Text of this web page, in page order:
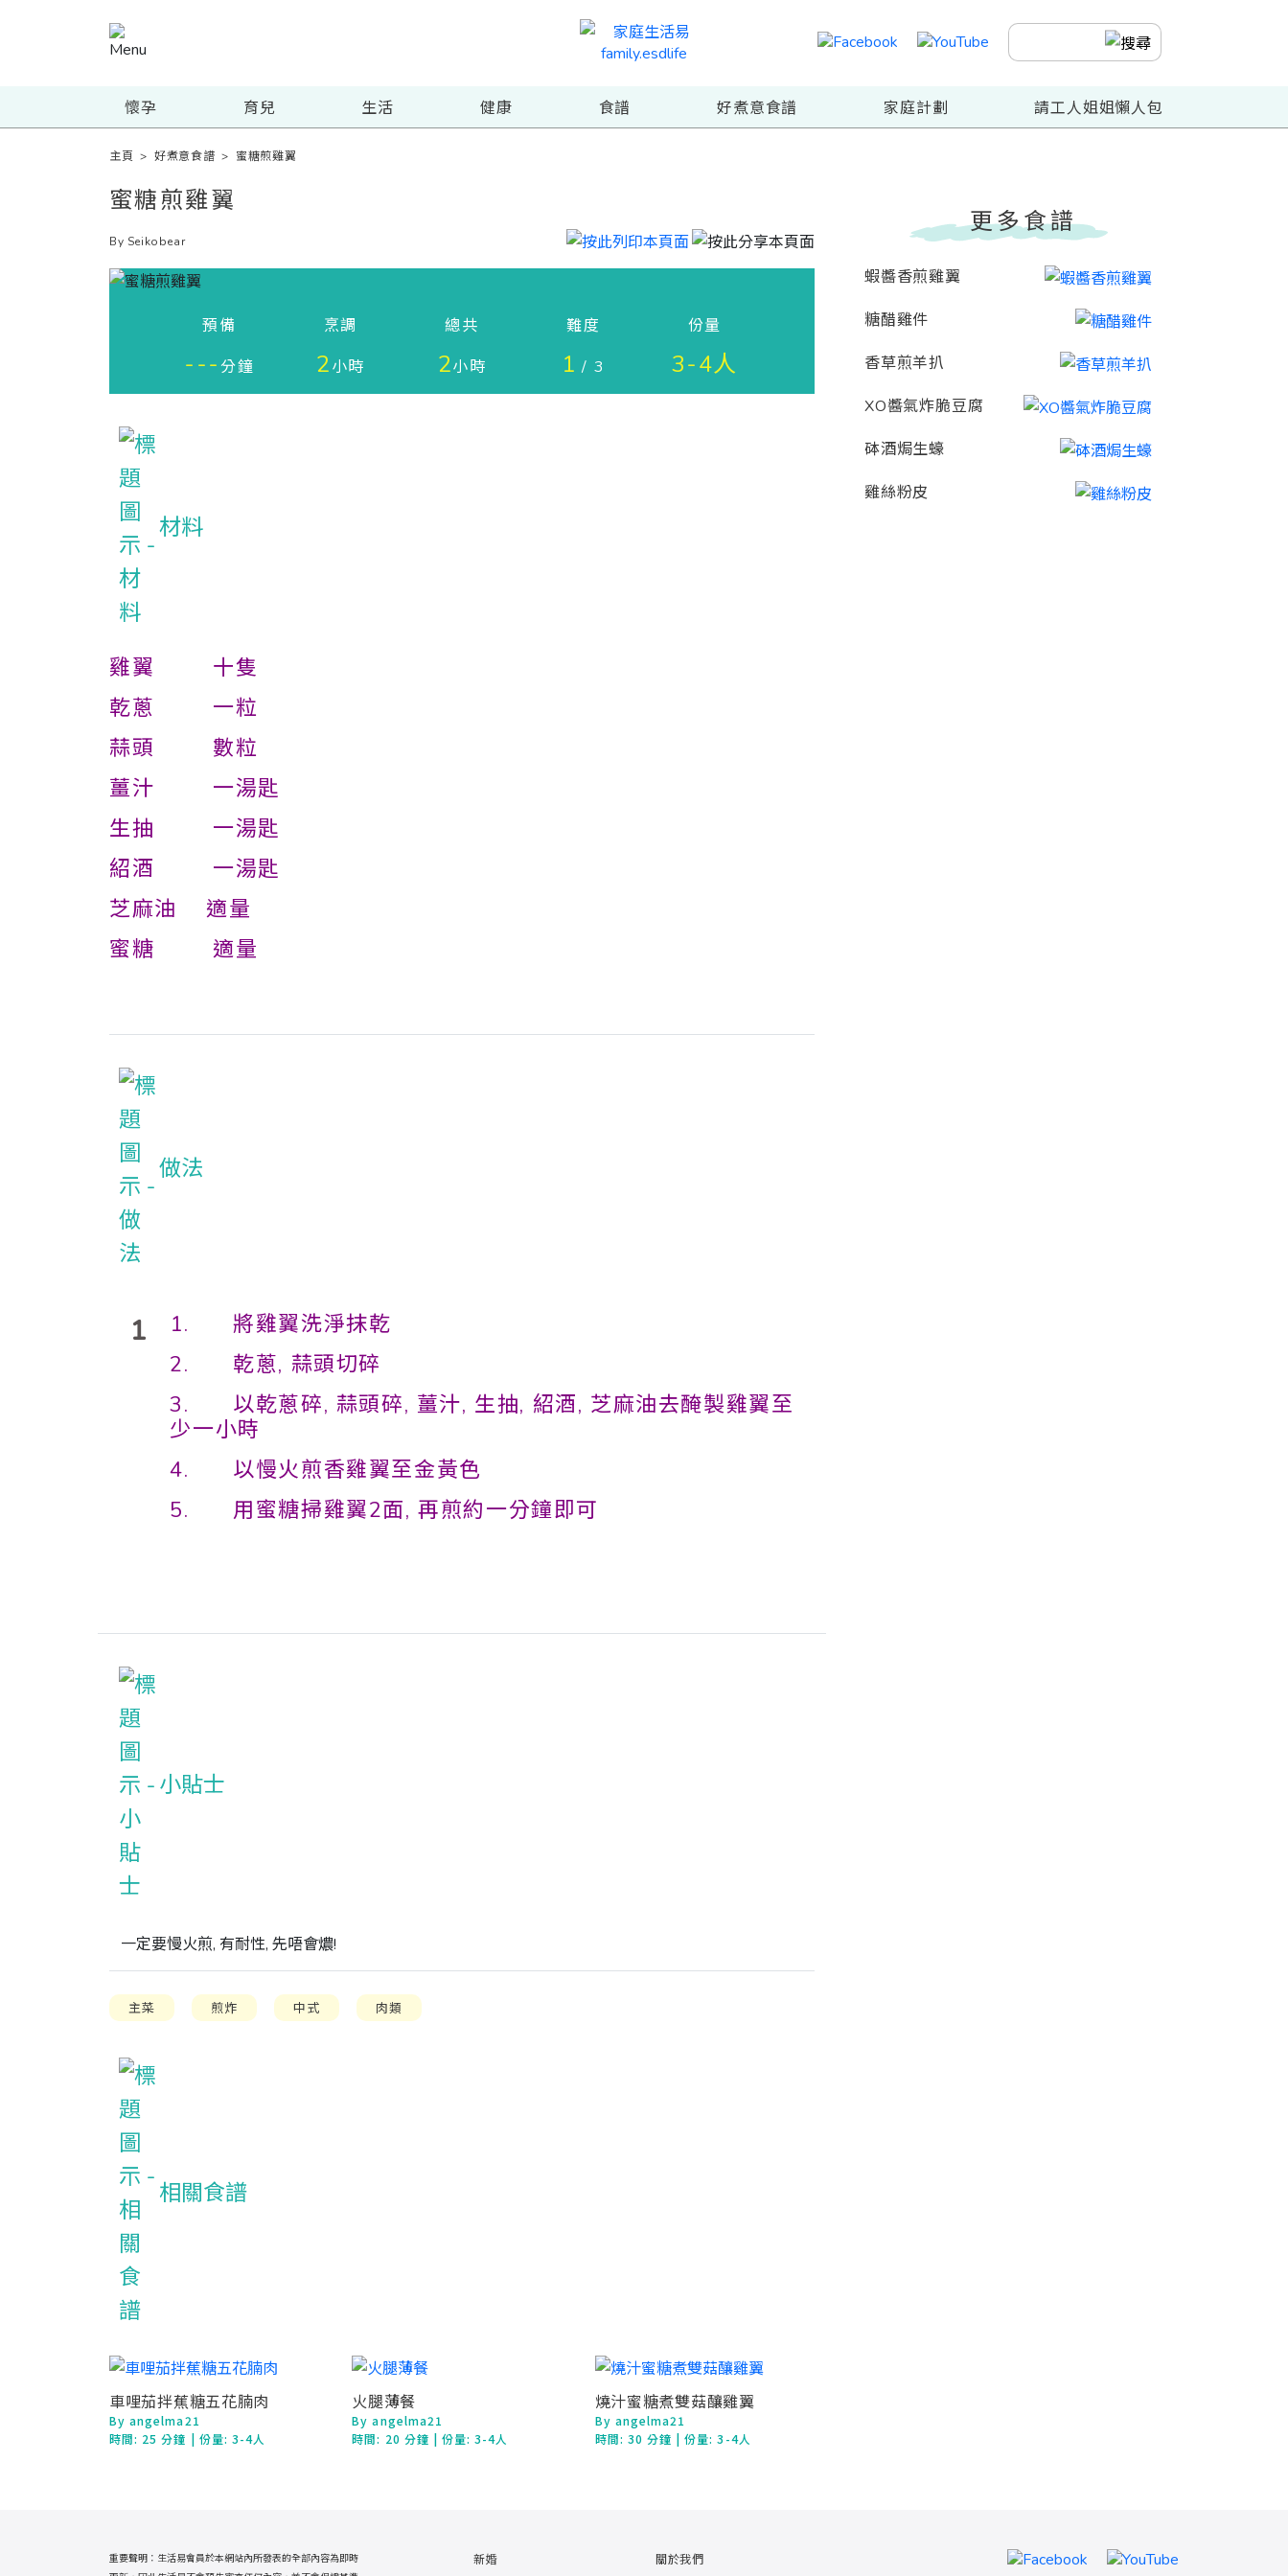
懷孕 育兒 生活 健康 食譜 好煮意食譜 家庭計劃 請工人姐姐懶人包
主頁 >好煮意食譜 > 蜜糖煎雞翼
蜜糖煎雞翼
By Seikobear
預備
---分鐘
烹調
2小時
總共
2小時
難度
1 / 3
份量
3-4人
材料
雞翼 十隻
乾蔥 一粒
蒜頭 數粒
薑汁 一湯匙
生抽 一湯匙
紹酒 一湯匙
芝麻油 適量
蜜糖 適量
做法
1
1. 將雞翼洗淨抹乾
2. 乾蔥, 蒜頭切碎
3. 以乾蔥碎, 蒜頭碎, 薑汁, 生抽, 紹酒, 芝麻油去醃製雞翼至
少一小時
4. 以慢火煎香雞翼至金黃色
5. 用蜜糖掃雞翼2面, 再煎約一分鐘即可
小貼士
一定要慢火煎, 有耐性, 先唔會燶!
主菜 煎炸 中式 肉類
相關食譜
車哩茄拌蕉糖五花腩肉
By angelma21
時間: 25 分鐘 | 份量: 3-4人
火腿薄餐
By angelma21
時間: 20 分鐘 | 份量: 3-4人
燒汁蜜糖煮雙菇釀雞翼
By angelma21
時間: 30 分鐘 | 份量: 3-4人
更多食譜
蝦醬香煎雞翼
糖醋雞件
香草煎羊扒
XO醬氣炸脆豆腐
砵酒焗生蠔
雞絲粉皮
新婚
關於我們
重要聲明：生活易會員於本網站內所發表的全部內容為即時